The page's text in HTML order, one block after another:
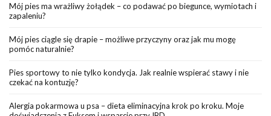
Mój pies ma wrażliwy żołądek – co podawać po biegunce, wymiotach i
zapaleniu?
Mój pies ciągle się drapie – możliwe przyczyny oraz jak mu mogę
pomóc naturalnie?
Pies sportowy to nie tylko kondycja. Jak realnie wspierać stawy i nie
czekać na kontuzję?
Alergia pokarmowa u psa – dieta eliminacyjna krok po kroku. Moje